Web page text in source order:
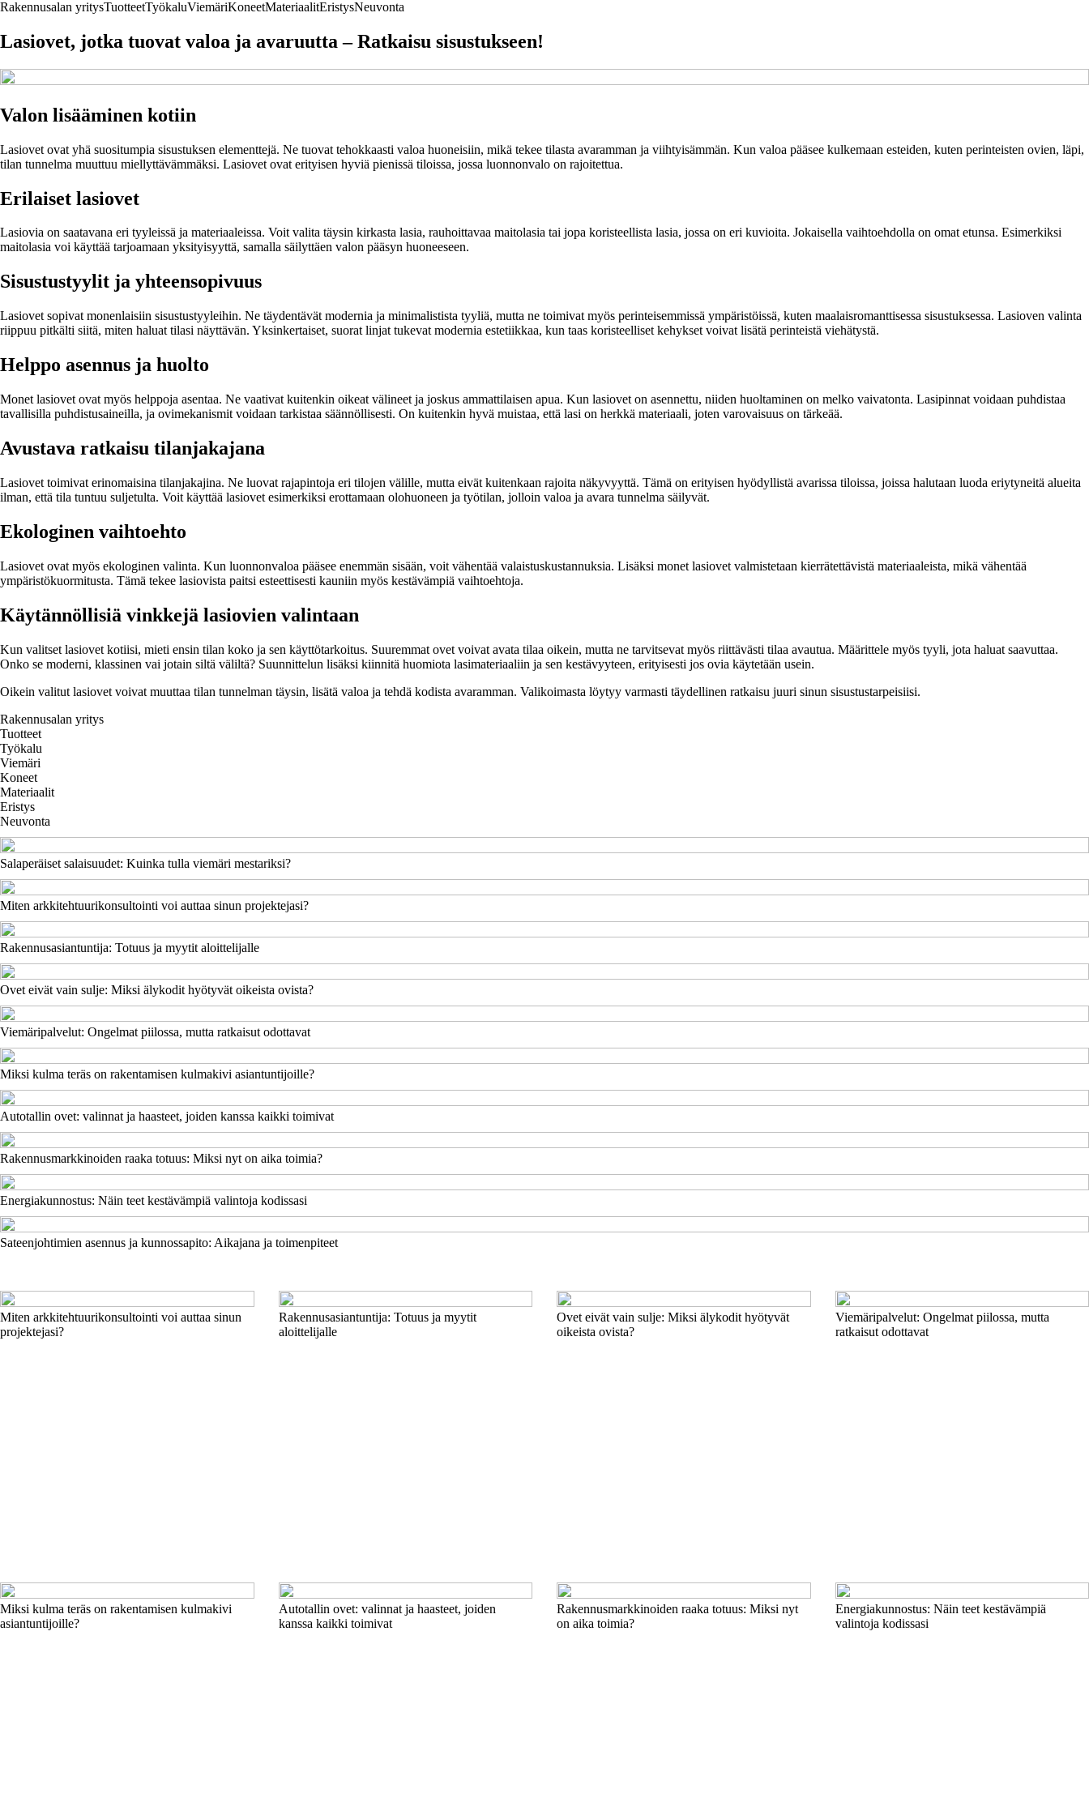
Rakennusalan yritysTuotteetTyökaluViemäriKoneetMateriaalitEristysNeuvonta
Lasiovet, jotka tuovat valoa ja avaruutta – Ratkaisu sisustukseen!
Valon lisääminen kotiin
Lasiovet ovat yhä suositumpia sisustuksen elementtejä. Ne tuovat tehokkaasti valoa huoneisiin, mikä tekee tilasta avaramman ja viihtyisämmän. Kun valoa pääsee kulkemaan esteiden, kuten perinteisten ovien, läpi,
tilan tunnelma muuttuu miellyttävämmäksi. Lasiovet ovat erityisen hyviä pienissä tiloissa, jossa luonnonvalo on rajoitettua.
Erilaiset lasiovet
Lasiovia on saatavana eri tyyleissä ja materiaaleissa. Voit valita täysin kirkasta lasia, rauhoittavaa maitolasia tai jopa koristeellista lasia, jossa on eri kuvioita. Jokaisella vaihtoehdolla on omat etunsa. Esimerkiksi
maitolasia voi käyttää tarjoamaan yksityisyyttä, samalla säilyttäen valon pääsyn huoneeseen.
Sisustustyylit ja yhteensopivuus
Lasiovet sopivat monenlaisiin sisustustyyleihin. Ne täydentävät modernia ja minimalistista tyyliä, mutta ne toimivat myös perinteisemmissä ympäristöissä, kuten maalaisromanttisessa sisustuksessa. Lasioven valinta
riippuu pitkälti siitä, miten haluat tilasi näyttävän. Yksinkertaiset, suorat linjat tukevat modernia estetiikkaa, kun taas koristeelliset kehykset voivat lisätä perinteistä viehätystä.
Helppo asennus ja huolto
Monet lasiovet ovat myös helppoja asentaa. Ne vaativat kuitenkin oikeat välineet ja joskus ammattilaisen apua. Kun lasiovet on asennettu, niiden huoltaminen on melko vaivatonta. Lasipinnat voidaan puhdistaa
tavallisilla puhdistusaineilla, ja ovimekanismit voidaan tarkistaa säännöllisesti. On kuitenkin hyvä muistaa, että lasi on herkkä materiaali, joten varovaisuus on tärkeää.
Avustava ratkaisu tilanjakajana
Lasiovet toimivat erinomaisina tilanjakajina. Ne luovat rajapintoja eri tilojen välille, mutta eivät kuitenkaan rajoita näkyvyyttä. Tämä on erityisen hyödyllistä avarissa tiloissa, joissa halutaan luoda eriytyneitä alueita
ilman, että tila tuntuu suljetulta. Voit käyttää lasiovet esimerkiksi erottamaan olohuoneen ja työtilan, jolloin valoa ja avara tunnelma säilyvät.
Ekologinen vaihtoehto
Lasiovet ovat myös ekologinen valinta. Kun luonnonvaloa pääsee enemmän sisään, voit vähentää valaistuskustannuksia. Lisäksi monet lasiovet valmistetaan kierrätettävistä materiaaleista, mikä vähentää
ympäristökuormitusta. Tämä tekee lasiovista paitsi esteettisesti kauniin myös kestävämpiä vaihtoehtoja.
Käytännöllisiä vinkkejä lasiovien valintaan
Kun valitset lasiovet kotiisi, mieti ensin tilan koko ja sen käyttötarkoitus. Suuremmat ovet voivat avata tilaa oikein, mutta ne tarvitsevat myös riittävästi tilaa avautua. Määrittele myös tyyli, jota haluat saavuttaa.
Onko se moderni, klassinen vai jotain siltä väliltä? Suunnittelun lisäksi kiinnitä huomiota lasimateriaaliin ja sen kestävyyteen, erityisesti jos ovia käytetään usein.
Oikein valitut lasiovet voivat muuttaa tilan tunnelman täysin, lisätä valoa ja tehdä kodista avaramman. Valikoimasta löytyy varmasti täydellinen ratkaisu juuri sinun sisustustarpeisiisi.
Rakennusalan yritys
Tuotteet
Työkalu
Viemäri
Koneet
Materiaalit
Eristys
Neuvonta
Salaperäiset salaisuudet: Kuinka tulla viemäri mestariksi?
Miten arkkitehtuurikonsultointi voi auttaa sinun projektejasi?
Rakennusasiantuntija: Totuus ja myytit aloittelijalle
Ovet eivät vain sulje: Miksi älykodit hyötyvät oikeista ovista?
Viemäripalvelut: Ongelmat piilossa, mutta ratkaisut odottavat
Miksi kulma teräs on rakentamisen kulmakivi asiantuntijoille?
Autotallin ovet: valinnat ja haasteet, joiden kanssa kaikki toimivat
Rakennusmarkkinoiden raaka totuus: Miksi nyt on aika toimia?
Energiakunnostus: Näin teet kestävämpiä valintoja kodissasi
Sateenjohtimien asennus ja kunnossapito: Aikajana ja toimenpiteet
Miten arkkitehtuurikonsultointi voi auttaa sinun
projektejasi?
Rakennusasiantuntija: Totuus ja myytit
aloittelijalle
Ovet eivät vain sulje: Miksi älykodit hyötyvät
oikeista ovista?
Viemäripalvelut: Ongelmat piilossa, mutta
ratkaisut odottavat
Miksi kulma teräs on rakentamisen kulmakivi
asiantuntijoille?
Autotallin ovet: valinnat ja haasteet, joiden
kanssa kaikki toimivat
Rakennusmarkkinoiden raaka totuus: Miksi nyt
on aika toimia?
Energiakunnostus: Näin teet kestävämpiä
valintoja kodissasi